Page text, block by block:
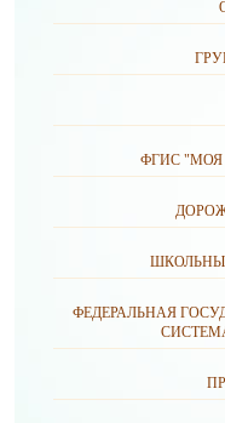
ФГИС
ФЕДЕРАЛЬНАЯ